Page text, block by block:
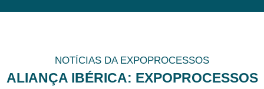
NOTÍCIAS DA EXPOPROCESSOS
ALIANÇA IBÉRICA: EXPOPROCESSOS